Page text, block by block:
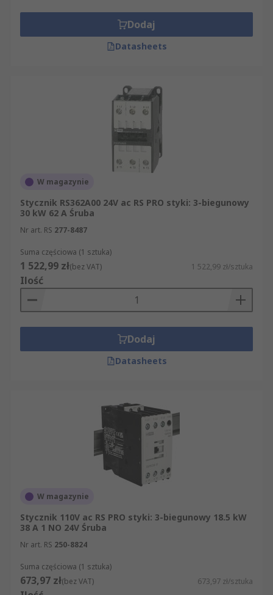
Dodaj
Datasheets
W magazynie
Stycznik RS362A00 24V ac RS PRO styki: 3-biegunowy
30 kW 62 A Śruba
Nr art. RS 277-8487
Suma częściowa (1 sztuka)
1 522,99 zł(bez VAT) 1 522,99 zł/sztuka
Ilość
Dodaj
Datasheets
W magazynie
Stycznik 110V ac RS PRO styki: 3-biegunowy 18.5 kW
38 A 1 NO 24V Śruba
Nr art. RS 250-8824
Suma częściowa (1 sztuka)
673,97 zł(bez VAT) 673,97 zł/sztuka